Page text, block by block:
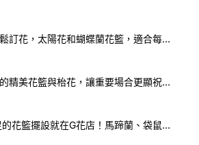
G花店讓你輕鬆訂花，太陽花和蝴蝶蘭花籃，適合每個重要時刻！-SF390
「G花店提供的精美花籃與枱花，讓重要場合更顯祝賀與喜悅，適合各種用場！」-SF398
「設計感十足的花籃擺設就在G花店！馬蹄蘭、袋鼠爪、罌粟花，為你的重大場合增光添彩！」-SF209